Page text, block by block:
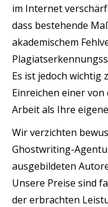
im Internet
dass bestehende
akademischem
Es ist jedoch wichtig
Einreichen einer
Arbeit als Ihre
Wir verzichten
Ghostwriting-
ausgebildeten
Unsere Preise sind
der erbrachten